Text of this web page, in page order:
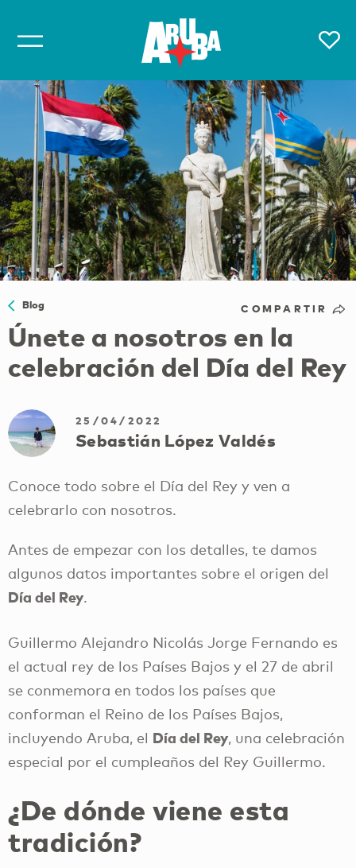
Blog COMPARTIR
Únete a nosotros en la
celebración del Día del Rey
25/04/2022
Sebastián López Valdés
Conoce todo sobre el Día del Rey y ven a
celebrarlo con nosotros.
Antes de empezar con los detalles, te damos
algunos datos importantes sobre el origen del
Día del Rey.
Guillermo Alejandro Nicolás Jorge Fernando es
el actual rey de los Países Bajos y el 27 de abril
se conmemora en todos los países que
conforman el Reino de los Países Bajos,
incluyendo Aruba, el Día del Rey, una celebración
especial por el cumpleaños del Rey Guillermo.
¿De dónde viene esta
tradición?